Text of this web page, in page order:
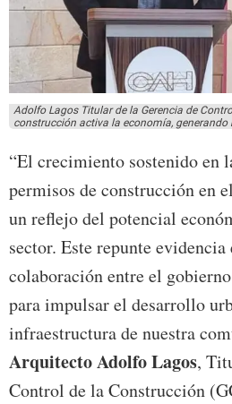
Adolfo Lagos Titular de la Gerencia de
construcción activa la economía, generando
“El crecimiento sostenido en
permisos de construcción en
un reflejo del potencial
sector. Este repunte
colaboración entre el
para impulsar el desarrollo
infraestructura de nuestra
Arquitecto Adolfo Lagos,
Control de la Construcción